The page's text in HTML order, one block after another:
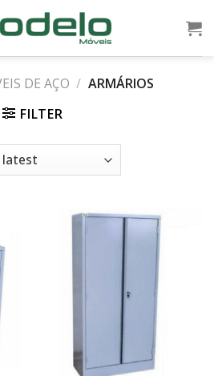
DE AÇO / ARMÁRIOS
FILTER